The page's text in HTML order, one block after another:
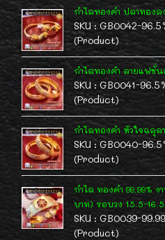
กำไลทองคำ ปลาทอง
SKU : GB0042-
(Product)
กำไลทองคำ ลายแฟชั่
SKU : GB0041-
(Product)
กำไลทองคำ หัวใจฉลุล
SKU : GB0040-
(Product)
กำไล ทองคำ 99.99%
บาท) รอบวง 15.5-
SKU : GB0039-
(Product)